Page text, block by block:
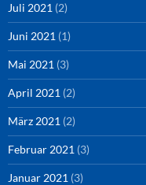
Juli 2021 (2)
Juni 2021 (1)
Mai 2021 (3)
April 2021 (2)
März 2021 (2)
Februar 2021 (3)
Januar 2021 (3)